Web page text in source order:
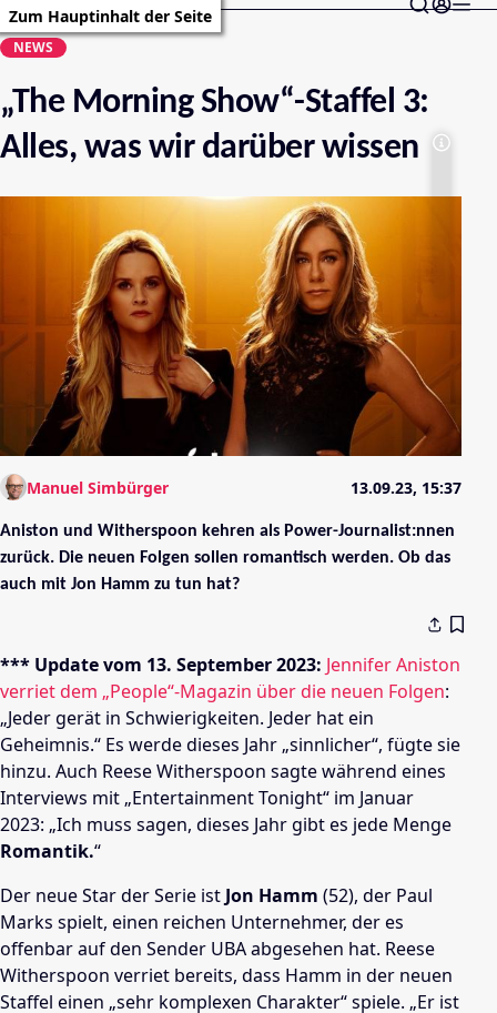
Zum Hauptinhalt der Seite
NEWS
„The Morning Show“-Staffel 3:
Alles, was wir darüber wissen
Manuel Simbürger 13.09.23, 15:37
Aniston und Witherspoon kehren als Power-Journalist:nnen
zurück. Die neuen Folgen sollen romantisch werden. Ob das
auch mit Jon Hamm zu tun hat?
*** Update vom 13. September 2023: Jennifer Aniston
verriet dem „People“-Magazin über die neuen Folgen:
„Jeder gerät in Schwierigkeiten. Jeder hat ein
Geheimnis.“ Es werde dieses Jahr „sinnlicher“, fügte sie
hinzu. Auch Reese Witherspoon sagte während eines
Interviews mit „Entertainment Tonight“ im Januar
2023: „Ich muss sagen, dieses Jahr gibt es jede Menge
Romantik.“
Der neue Star der Serie ist Jon Hamm (52), der Paul
Marks spielt, einen reichen Unternehmer, der es
offenbar auf den Sender UBA abgesehen hat. Reese
Witherspoon verriet bereits, dass Hamm in der neuen
Staffel einen „sehr komplexen Charakter“ spiele. „Er ist